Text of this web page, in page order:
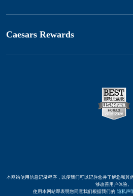
Caesars Rewards
本网站使用信息记录程序，以便我们可以记住您并了解您和其
够改善用户体验。
使用本网站即表明您同意我们根据我们的 隐私声